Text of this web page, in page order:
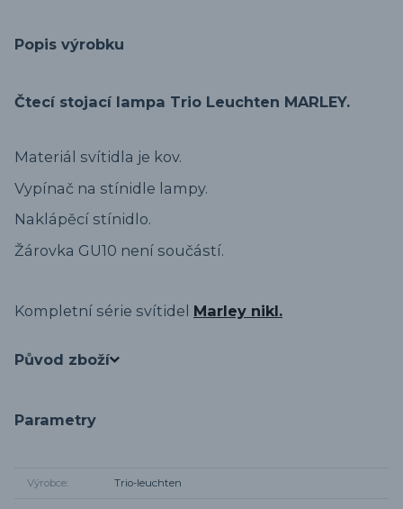
Popis výrobku
Čtecí stojací lampa Trio Leuchten MARLEY.
Materiál svítidla je kov.
Vypínač na stínidle lampy.
Naklápěcí stínidlo.
Žárovka GU10 není součástí.
Kompletní série svítidel Marley nikl.
Původ zboží
Parametry
Výrobce Trio-leuchten